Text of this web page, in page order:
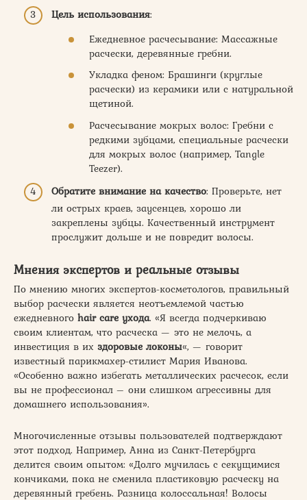
Цель использования:
Ежедневное расчесывание: Массажные
расчески, деревянные гребни.
Укладка феном: Брашинги (круглые
расчески) из керамики или с натуральной
щетиной.
Расчесывание мокрых волос: Гребни с
редкими зубцами, специальные расчески
для мокрых волос (например, Tangle
Teezer).
Обратите внимание на качество: Проверьте, нет
ли острых краев, заусенцев, хорошо ли
закреплены зубцы. Качественный инструмент
прослужит дольше и не повредит волосы.
Мнения экспертов и реальные отзывы
По мнению многих экспертов-косметологов, правильный
выбор расчески является неотъемлемой частью
ежедневного hair care ухода. «Я всегда подчеркиваю
своим клиентам, что расческа — это не мелочь, а
инвестиция в их здоровые локоны«, — говорит
известный парикмахер-стилист Мария Иванова.
«Особенно важно избегать металлических расчесок, если
вы не профессионал – они слишком агрессивны для
домашнего использования».
Многочисленные отзывы пользователей подтверждают
этот подход. Например, Анна из Санкт-Петербурга
делится своим опытом: «Долго мучилась с секущимися
кончиками, пока не сменила пластиковую расческу на
деревянный гребень. Разница колоссальная! Волосы